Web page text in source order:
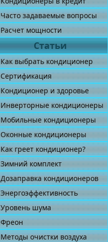
Часто задаваемые вопросы
Расчет мощности
Статьи
Как выбрать кондиционер
Сертификация
Кондиционер и здоровье
Инверторные кондиционеры
Мобильные кондиционеры
Оконные кондиционеры
Как греет кондиционер?
Зимний комплект
Дозаправка кондиционеров
Энергоэффективность
Уровень шума
Фреон
Методы очистки воздуха